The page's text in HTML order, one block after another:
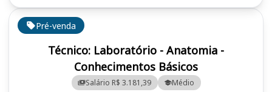
Pré-venda
Técnico: Laboratório - Anatomia -
Conhecimentos Básicos
Salário R$ 3.181,39 Médio